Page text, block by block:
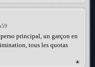
perso principal, un garçon en
tous les quotas